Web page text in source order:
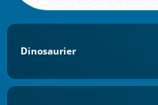
Dinosaurier